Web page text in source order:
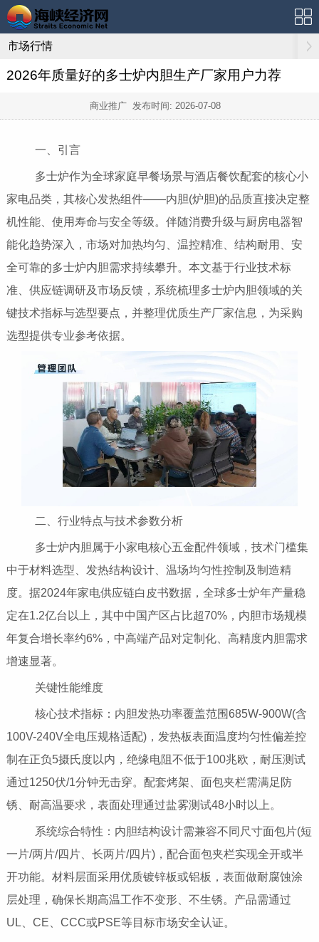
市场行情
2026年质量好的多士炉内胆生产厂家用户力荐
商业推广 发布时间: 2026-07-08
一、引言
多士炉作为全球家庭早餐场景与酒店餐饮配套的核心小
家电品类，其核心发热组件——内胆(炉胆)的品质直接决定整
机性能、使用寿命与安全等级。伴随消费升级与厨房电器智
能化趋势深入，市场对加热均匀、温控精准、结构耐用、安
全可靠的多士炉内胆需求持续攀升。本文基于行业技术标
准、供应链调研及市场反馈，系统梳理多士炉内胆领域的关
键技术指标与选型要点，并整理优质生产厂家信息，为采购
选型提供专业参考依据。
二、行业特点与技术参数分析
多士炉内胆属于小家电核心五金配件领域，技术门槛集
中于材料选型、发热结构设计、温场均匀性控制及制造精
度。据2024年家电供应链白皮书数据，全球多士炉年产量稳
定在1.2亿台以上，其中中国产区占比超70%，内胆市场规模
年复合增长率约6%，中高端产品对定制化、高精度内胆需求
增速显著。
关键性能维度
核心技术指标：内胆发热功率覆盖范围685W-900W(含
100V-240V全电压规格适配)，发热板表面温度均匀性偏差控
制在正负5摄氏度以内，绝缘电阻不低于100兆欧，耐压测试
通过1250伏/1分钟无击穿。配套烤架、面包夹栏需满足防
锈、耐高温要求，表面处理通过盐雾测试48小时以上。
系统综合特性：内胆结构设计需兼容不同尺寸面包片(短
一片/两片/四片、长两片/四片)，配合面包夹栏实现全开或半
开功能。材料层面采用优质镀锌板或铝板，表面做耐腐蚀涂
层处理，确保长期高温工作不变形、不生锈。产品需通过
UL、CE、CCC或PSE等目标市场安全认证。